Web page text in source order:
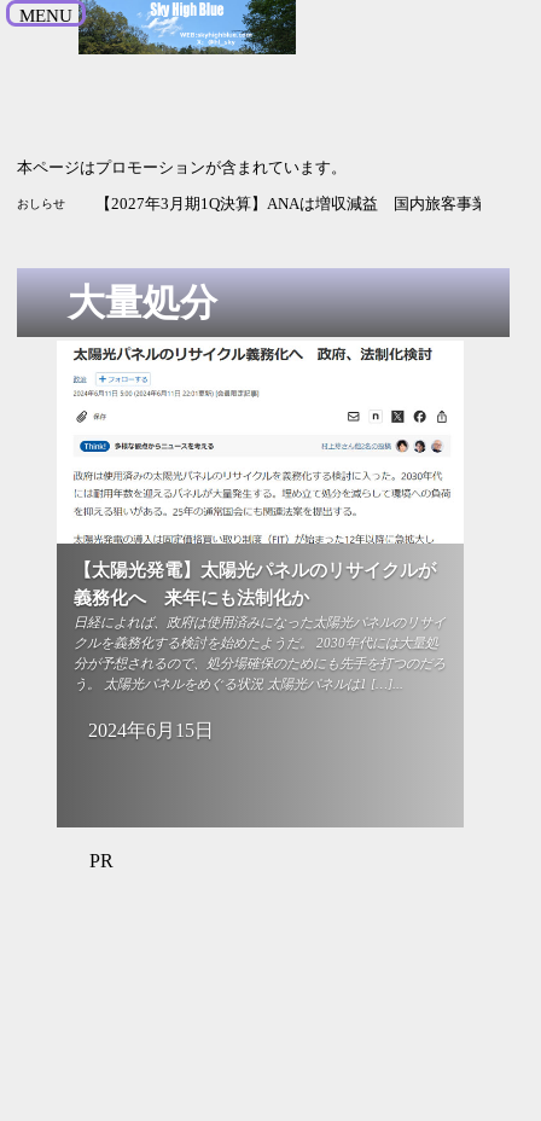
MENU
本ページはプロモーションが含まれています。
おしらせ 【2026年9月期3Q決算】サイバーエージェントは増収増益
【2027年3月期1Q決算】NECは増収増益 純利益は2.5倍 通
【2027年3月期1Q決算】ANAは増収減益 国内旅客事業の改
大量処分
【太陽光発電】太陽光パネルのリサイクルが
義務化へ 来年にも法制化か
日経によれば、政府は使用済みになった太陽光パネルのリサイ
クルを義務化する検討を始めたようだ。 2030年代には大量処
分が予想されるので、処分場確保のためにも先手を打つのだろ
う。 太陽光パネルをめぐる状況 太陽光パネルは1 […]...
2024年6月15日
PR